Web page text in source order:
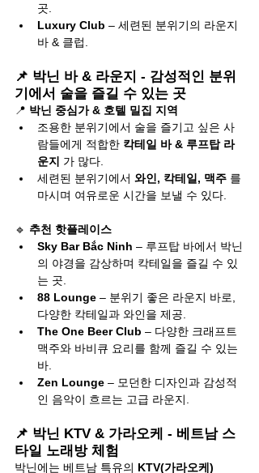
곳.
Luxury Club – 세련된 분위기의 라운지
바 & 클럽.
📌 박닌 바 & 라운지 - 감성적인 분위
기에서 술을 즐길 수 있는 곳
📍 박닌 중심가 & 호텔 밀집 지역
조용한 분위기에서 술을 즐기고 싶은 사
람들에게 적합한 칵테일 바 & 루프탑 라
운지 가 많다.
세련된 분위기에서 와인, 칵테일, 맥주 를
마시며 여유로운 시간을 보낼 수 있다.
🔹 추천 핫플레이스
Sky Bar Bắc Ninh – 루프탑 바에서 박닌
의 야경을 감상하며 칵테일을 즐길 수 있
는 곳.
88 Lounge – 분위기 좋은 라운지 바로,
다양한 칵테일과 와인을 제공.
The One Beer Club – 다양한 크래프트
맥주와 바비큐 요리를 함께 즐길 수 있는
바.
Zen Lounge – 모던한 디자인과 감성적
인 음악이 흐르는 고급 라운지.
📌 박닌 KTV & 가라오케 - 베트남 스
타일 노래방 체험
박닌에는 베트남 특유의 KTV(가라오케)